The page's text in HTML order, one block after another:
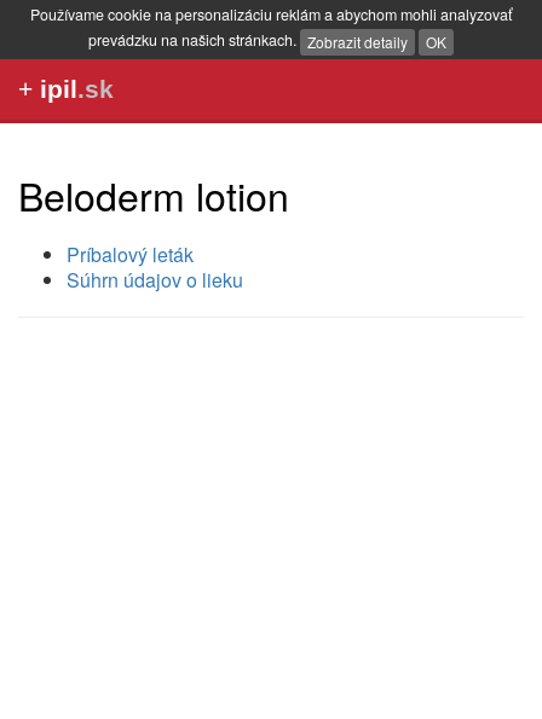
Používame cookie na personalizáciu reklám a abychom mohli analyzovať
prevádzku na našich stránkach. Zobrazit detaily OK
+ ipil.sk
Beloderm lotion
Príbalový leták
Súhrn údajov o lieku